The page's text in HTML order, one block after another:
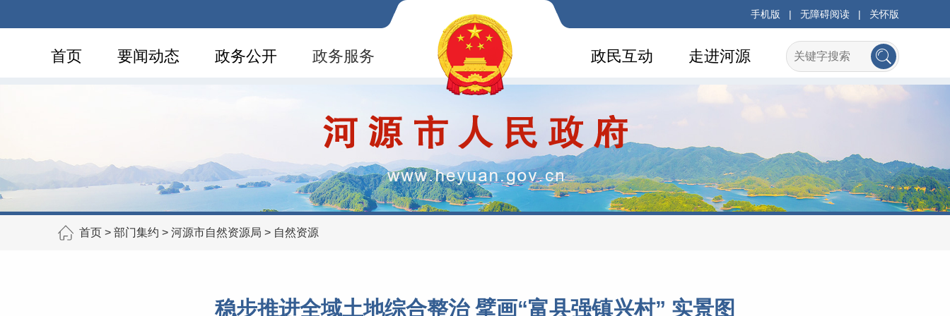
手机版 | 无障碍阅读 | 关怀版
首页 要闻动态 政务公开 政务服务 走进河源
政民互动
首页 > 部门集约 > 河源市自然资源局 > 自然资源
稳步推进全域土地综合整治 擘画“富县强镇兴村” 实景图